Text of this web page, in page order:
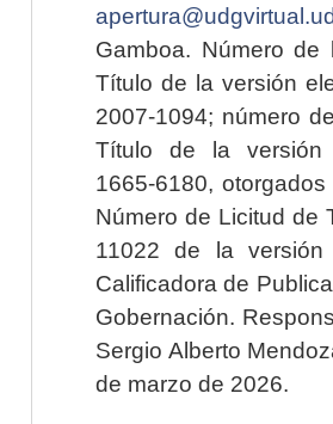
Gamboa. Número
Título de la versión
2007-1094; número
Título de la versión
1665-6180,
Número de Licitud de
11022 de la versión
Calificadora de
Gobernación.
Sergio Alberto
de marzo de 2026.